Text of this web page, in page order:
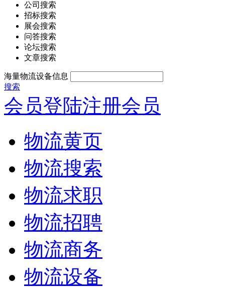
公司搜索
招标搜索
展会搜索
问答搜索
论坛搜索
文章搜索
海量物流设备信息
搜索
会员登陆注册会员
物流黄页
物流搜索
物流求职
物流招聘
物流商务
物流设备